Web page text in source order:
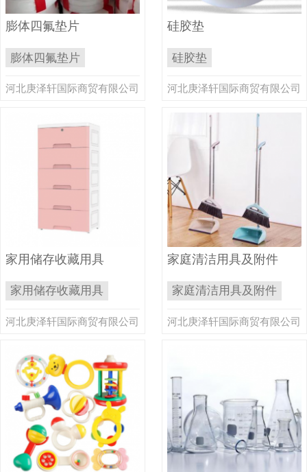
膨体四氟垫片
膨体四氟垫片
河北庚泽轩国际商贸有限公司
硅胶垫
硅胶垫
河北庚泽轩国际商贸有限公司
家用储存收藏用具
家用储存收藏用具
河北庚泽轩国际商贸有限公司
家庭清洁用具及附件
家庭清洁用具及附件
河北庚泽轩国际商贸有限公司